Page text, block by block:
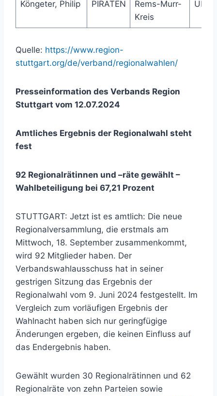
Köngeter, Philip PIRATEN
Rems-Murr-
Kreis
Quelle: https://www.region-
stuttgart.org/de/verband/regionalwahlen/
Presseinformation des Verbands Region
Stuttgart vom 12.07.2024
Amtliches Ergebnis der Regionalwahl steht
fest
92 Regionalrätinnen und –räte gewählt –
Wahlbeteiligung bei 67,21 Prozent
STUTTGART: Jetzt ist es amtlich: Die neue
Regionalversammlung, die erstmals am
Mittwoch, 18. September zusammenkommt,
wird 92 Mitglieder haben. Der
Verbandswahlausschuss hat in seiner
gestrigen Sitzung das Ergebnis der
Regionalwahl vom 9. Juni 2024 festgestellt. Im
Vergleich zum vorläufigen Ergebnis der
Wahlnacht haben sich nur geringfügige
Änderungen ergeben, die keinen Einfluss auf
das Endergebnis haben.
Gewählt wurden 30 Regionalrätinnen und 62
Regionalräte von zehn Parteien sowie